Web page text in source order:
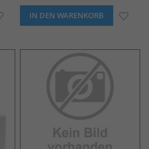
ZUR IN DEN WARENKORB ZUR